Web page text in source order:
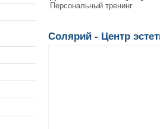
Персональный тренинг
Солярий - Центр